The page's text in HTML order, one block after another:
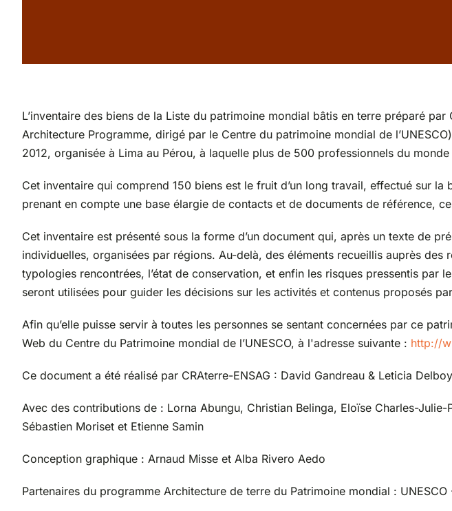
L’inventaire des biens de la Liste du patrimoine mondial bâtis en terre préparé
Architecture Programme, dirigé par le Centre du patrimoine mondial de
2012, organisée à Lima au Pérou, à laquelle plus de 500 professionnels du
Cet inventaire qui comprend 150 biens est le fruit d’un long travail, effectué sur
prenant en compte une base élargie de contacts et de documents de référence,
Cet inventaire est présenté sous la forme d’un document qui, après un texte de
individuelles, organisées par régions. Au-delà, des éléments recueillis auprès
typologies rencontrées, l’état de conservation, et enfin les risques pressentis par
seront utilisées pour guider les décisions sur les activités et contenus proposés
Afin qu’elle puisse servir à toutes les personnes se sentant concernées par ce
Web du Centre du Patrimoine mondial de l’UNESCO, à l'adresse suivante : http://
Ce document a été réalisé par CRAterre-ENSAG : David Gandreau & Leticia
Avec des contributions de : Lorna Abungu, Christian Belinga, Eloïse Charles-
Sébastien Moriset et Etienne Samin
Conception graphique : Arnaud Misse et Alba Rivero Aedo
Partenaires du programme Architecture de terre du Patrimoine mondial :